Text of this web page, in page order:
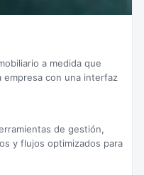
a medida que
con una interfaz
de gestión,
y flujos optimizados para